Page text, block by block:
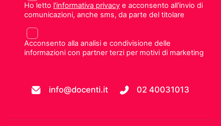
Ho letto l'informativa privacye acconsento all'invio di
comunicazioni, anche sms, da parte del titolare
Acconsento alla analisi e condivisione delle
informazioni con partner terzi per motivi di marketing
info@docenti.it 02 40031013